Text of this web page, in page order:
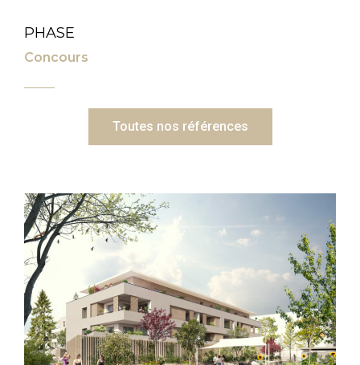
PHASE
Concours
Toutes nos références